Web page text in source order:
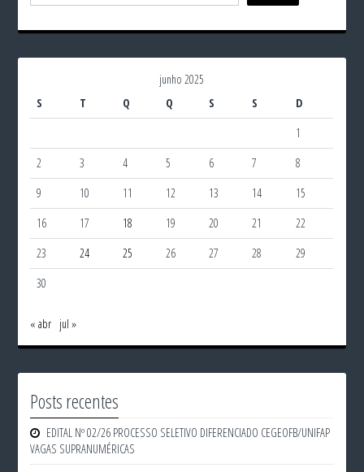
junho 2025
S
T Q Q S S
D
1
2
3 4 5 6 7
8
9
10 11 12 13 14
15
16
17 18 19 20 21
22
23
24 25 26 27 28
29
30
« abr jul »
Posts recentes
EDITAL Nº 02/26 PROCESSO SELETIVO DIFERENCIADO CEGEOFB/UNIFAP
VAGAS SUPRANUMÉRICAS